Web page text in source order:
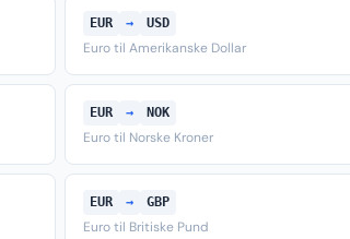
EUR → USD
Euro til Amerikanske Dollar
EUR → NOK
Euro til Norske Kroner
EUR → GBP
Euro til Britiske Pund